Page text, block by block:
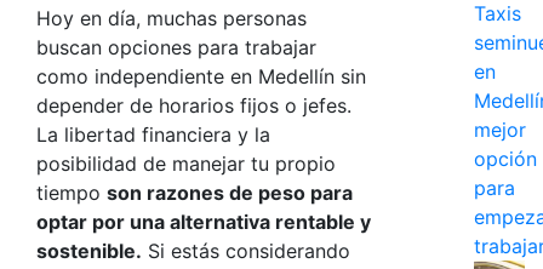
Hoy en día, muchas personas
buscan opciones para trabajar
como independiente en Medellín sin
depender de horarios fijos o jefes.
La libertad financiera y la
posibilidad de manejar tu propio
tiempo son razones de peso para
optar por una alternativa rentable y
sostenible. Si estás considerando
Taxis
en
mejor
opción
para